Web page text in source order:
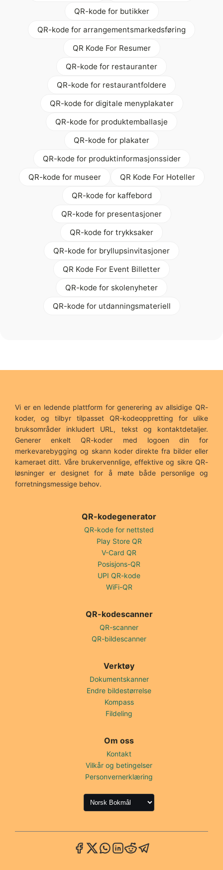
QR-kode for butikker
QR-kode for arrangementsmarkedsføring
QR Kode For Resumer
QR-kode for restauranter
QR-kode for restaurantfoldere
QR-kode for digitale menyplakater
QR-kode for produktemballasje
QR-kode for plakater
QR-kode for produktinformasjonssider
QR-kode for museer
QR Kode For Hoteller
QR-kode for kaffebord
QR-kode for presentasjoner
QR-kode for trykksaker
QR-kode for bryllupsinvitasjoner
QR Kode For Event Billetter
QR-kode for skolenyheter
QR-kode for utdanningsmateriell
Vi er en ledende plattform for generering av allsidige QR-
koder, og tilbyr tilpasset QR-kodeoppretting for ulike
bruksområder inkludert URL, tekst og kontaktdetaljer.
Generer enkelt QR-koder med logoen din for
merkevarebygging og skann koder direkte fra bilder eller
kameraet ditt. Våre brukervennlige, effektive og sikre QR-
løsninger er designet for å møte både personlige og
forretningsmessige behov.
QR-kodegenerator
QR-kode for nettsted
Play Store QR
V-Card QR
Posisjons-QR
UPI QR-kode
WiFi-QR
QR-kodescanner
QR-scanner
QR-bildescanner
Verktøy
Dokumentskanner
Endre bildestørrelse
Kompass
Fildeling
Om oss
Kontakt
Vilkår og betingelser
Personvernerklæring